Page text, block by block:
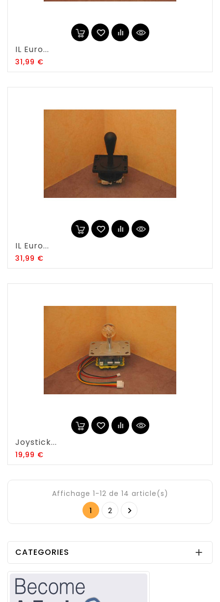
IL Euro...
31,99 €
IL Euro...
31,99 €
Joystick...
19,99 €
Affichage 1-12 de 14 article(s)
1
2 
CATEGORIES 